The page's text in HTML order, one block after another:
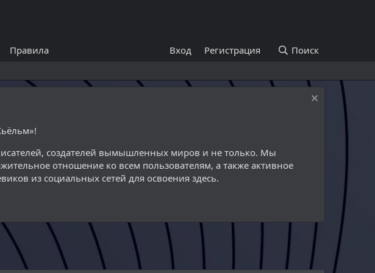
Правила Вход Регистрация Поиск
создателей вымышленных миров и не только. Мы
отношение ко всем пользователям, а также активное
из социальных сетей для освоения здесь.